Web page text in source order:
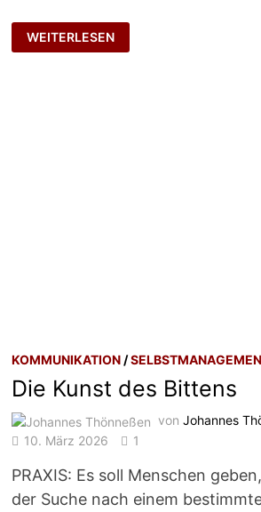
REGIESTUHL
WEITERLESEN
KOMMUNIKATION /
Die Kunst des Bittens
vonJohannes
10. März 2026
1
PRAXIS: Es soll Menschen
der Suche nach einem